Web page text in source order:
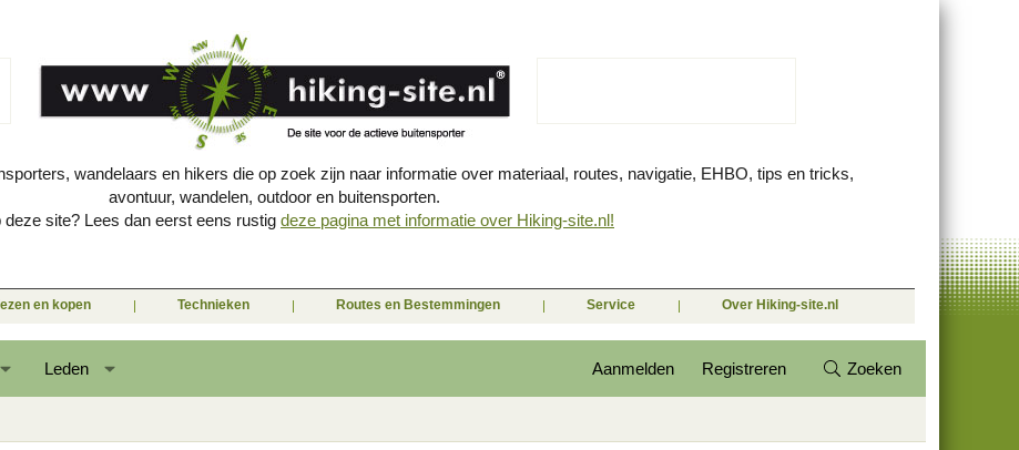
wandelaars en hikers die op zoek zijn naar informatie over materiaal, routes, navigatie, EHBO, tips en tricks,
avontuur, wandelen, outdoor en buitensporten.
deze site? Lees dan eerst eens rustig deze pagina met informatie over Hiking-site.nl!
en kopen Technieken Routes en Bestemmingen Service Over Hiking-site.nl
Leden Aanmelden Registreren Zoeken